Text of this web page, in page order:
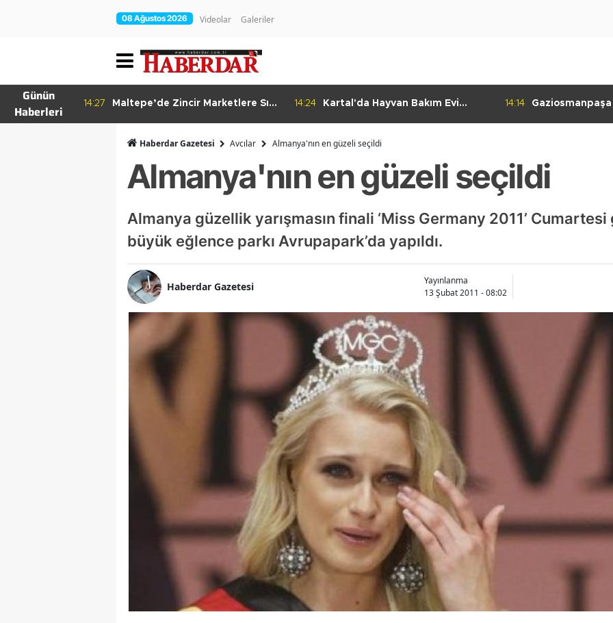
08 Ağustos 2026 Videolar Galeriler
Günün
Haberleri
14:27
Maltepe’de Zincir Marketlere Sıkı
14:24
Kartal'da Hayvan Bakım Evi
14:14
Haberdar Gazetesi Avcılar Almanya'nın en güzeli seçildi
Almanya'nın en güzeli seçildi
Almanya güzellik yarışmasın finali ‘Miss Germany 2011’ Cumartesi
büyük eğlence parkı Avrupapark’da yapıldı.
Haberdar Gazetesi
Yayınlanma
13 Şubat 2011 - 08:02